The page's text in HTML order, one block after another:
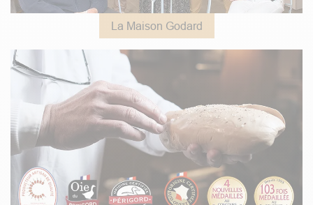
La Maison Godard